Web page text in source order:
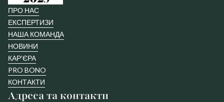
ПРО НАС
ЕКСПЕРТИЗИ
НАША КОМАНДА
НОВИНИ
КАР’ЄРА
PRO BONO
КОНТАКТИ
Адреса та контакти